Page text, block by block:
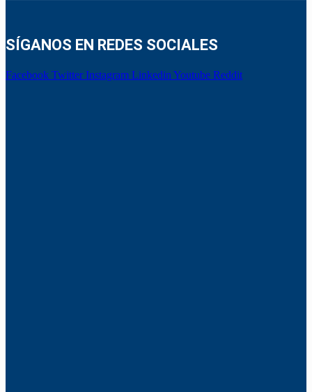
SÍGANOS EN REDES SOCIALES
Facebook Twitter Instagram Linkedin Youtube Reddit